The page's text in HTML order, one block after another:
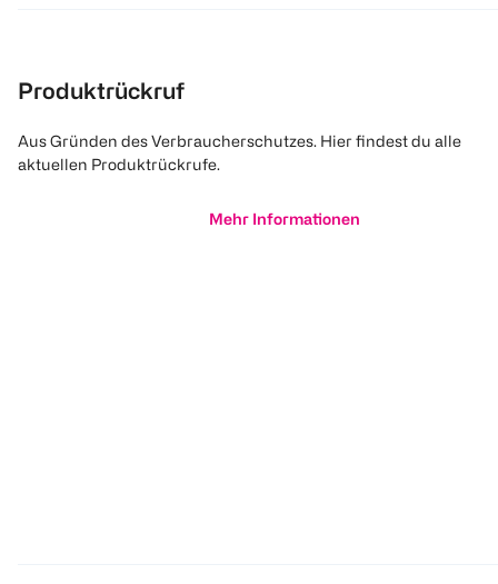
Produktrückruf
Aus Gründen des Verbraucherschutzes. Hier findest du alle
aktuellen Produktrückrufe.
Mehr Informationen